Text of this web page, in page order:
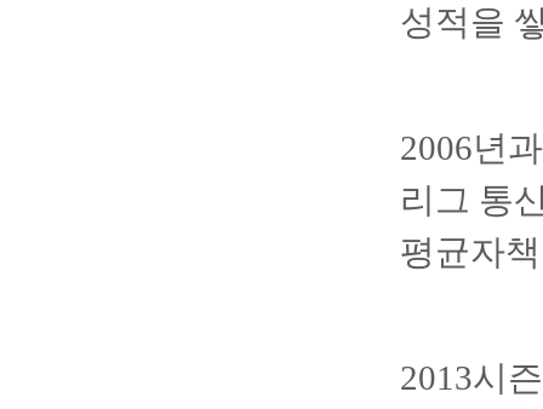
성적을
2006년
리그 통
평균자
2013시